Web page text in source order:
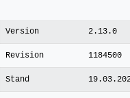
Version 2.13.0
Revision 1184500
Stand